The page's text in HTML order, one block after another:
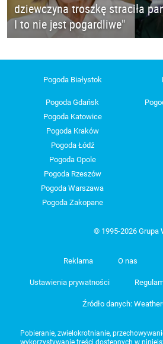
dziewczyna troszkę straciła
I to nie jest pogardliwe"
Pogoda Białystok
Pogoda Gdańsk
Pogoda Katowice
Pogoda Kraków
Pogoda Łódź
Pogoda Opole
Pogoda Rzeszów
Pogoda Warszawa
Pogoda Zakopane
© 1995-2026 Grupa
Reklama O nas
Ustawienia prywatności
Źródło danych:
Pobieranie, zwielokrotnianie,
wykorzystywanie treści dostępnych w